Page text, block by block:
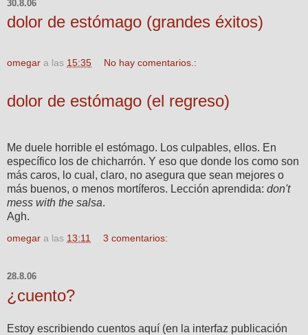
30.8.06
dolor de estómago (grandes éxitos)
omegar a las 15:35 No hay comentarios.:
dolor de estómago (el regreso)
Me duele horrible el estómago. Los culpables, ellos. En
específico los de chicharrón. Y eso que donde los como son
más caros, lo cual, claro, no asegura que sean mejores o
más buenos, o menos mortíferos. Lección aprendida: don't
mess with the salsa.
Agh.
omegar a las 13:11 3 comentarios:
28.8.06
¿cuento?
Estoy escribiendo cuentos aquí (en la interfaz publicación